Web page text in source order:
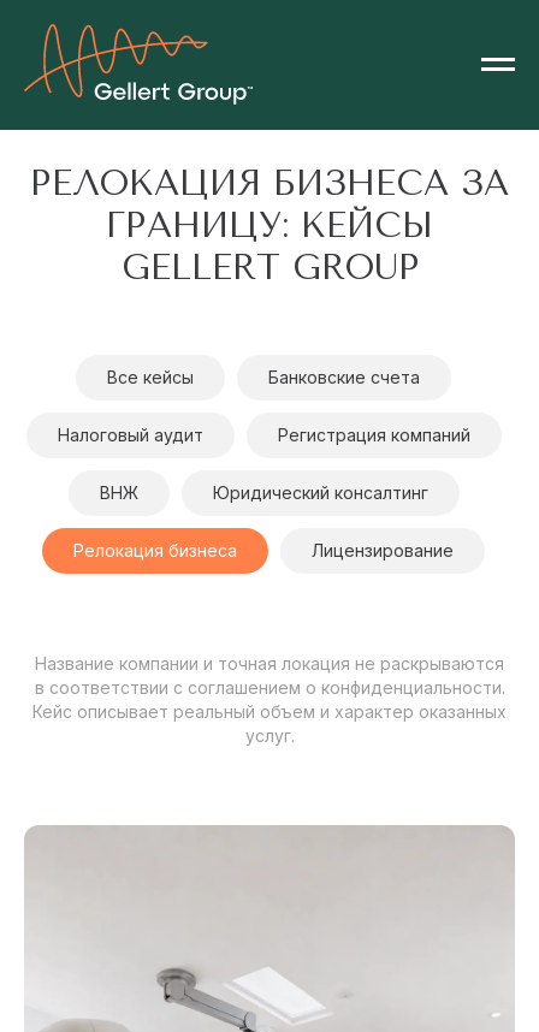
РЕЛОКАЦИЯ БИЗНЕСА ЗА
ГРАНИЦУ: КЕЙСЫ
GELLERT GROUP
Все кейсы Банковские счета
Налоговый аудит Регистрация компаний
ВНЖ Юридический консалтинг
Релокация бизнеса Лицензирование
Название компании и точная локация не раскрываются
в соответствии с соглашением о конфиденциальности.
Кейс описывает реальный объем и характер оказанных
услуг.